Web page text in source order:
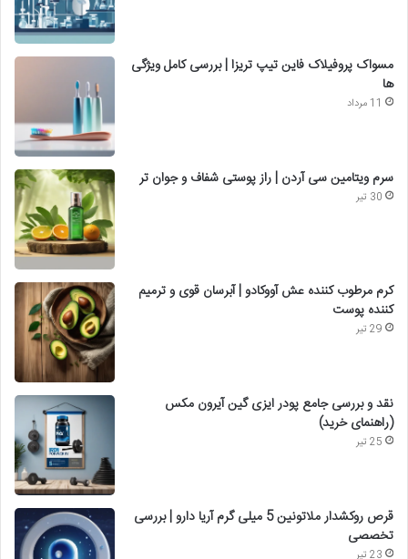
مسواک پروفیلاک فاین تیپ تریزا | بررسی کامل ویژگی
ها
11 مرداد
سرم ویتامین سی آردن | راز پوستی شفاف و جوان تر
30 تیر
کرم مرطوب کننده عش آووکادو | آبرسان قوی و ترمیم
کننده پوست
29 تیر
نقد و بررسی جامع پودر ایزی گین آیرون مکس
(راهنمای خرید)
25 تیر
قرص روکشدار ملاتونین 5 میلی گرم آریا دارو | بررسی
تخصصی
23 تیر